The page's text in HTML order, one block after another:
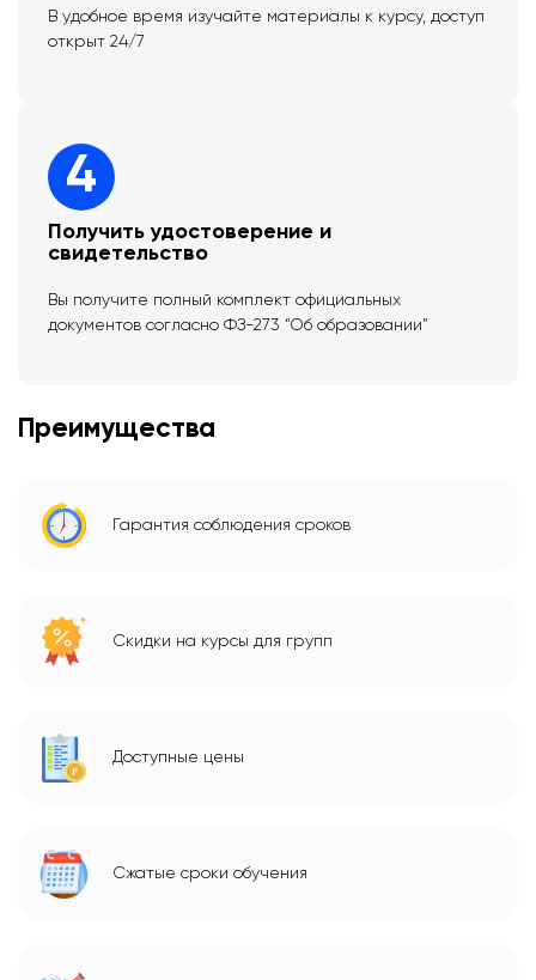
В удобное время изучайте материалы к курсу, доступ
открыт 24/7
4
Получить удостоверение и
свидетельство
Вы получите полный комплект официальных
документов согласно ФЗ-273 “Об образовании”
Преимущества
Гарантия соблюдения сроков
Скидки на курсы для групп
Доступные цены
Сжатые сроки обучения